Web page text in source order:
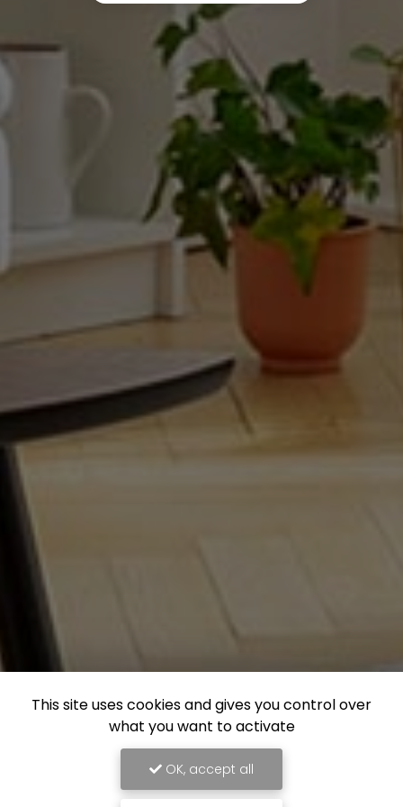
This site uses cookies and gives you control over
what you want to activate
OK, accept all